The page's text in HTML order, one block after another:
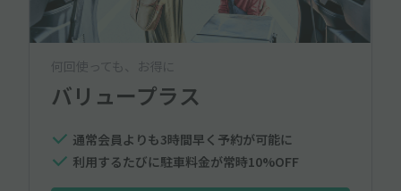
何回使っても、お得に
バリュープラス
通常会員よりも3時間早く予約が可能に
利用するたびに駐車料金が常時10%OFF